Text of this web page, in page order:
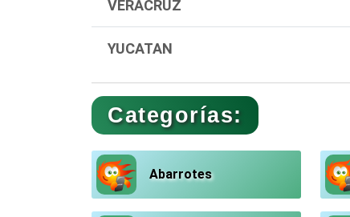
VERACRUZ
YUCATAN
Categorías:
Abarrotes